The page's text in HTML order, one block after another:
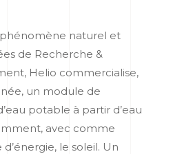
phénomène naturel et
de Recherche &
Helio commercialise,
un module de
potable à partir d’eau
avec comme
le soleil. Un